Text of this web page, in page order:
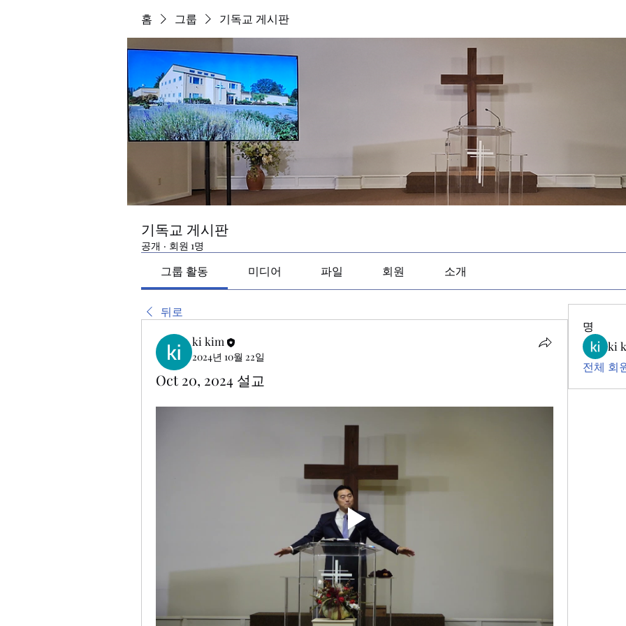
홈 그룹 기독교 게시판
기독교 게시판
공개 · 회원 1명
그룹 활동 미디어 파일 회원 소개
뒤로
ki kim
2024년 10월 22일
Oct 20, 2024 설교
명
ki
전체 회